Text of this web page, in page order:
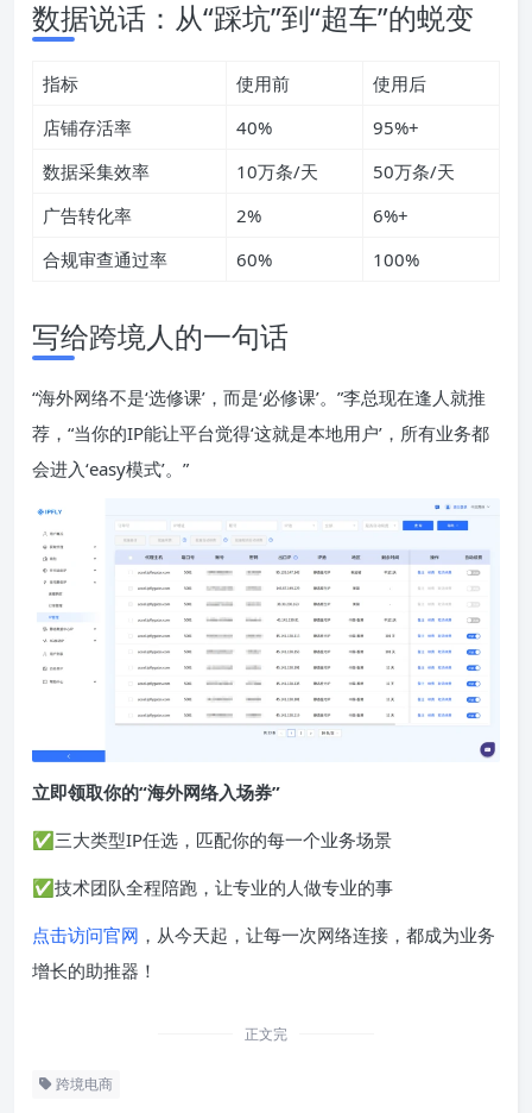
数据说话：从“踩坑”到“超车”的蜕变
指标 使用前
使用后
店铺存活率
40%
95%+
数据采集效率
10万条/天
50万条/天
广告转化率
2%
6%+
合规审查通过率
60% 100%
写给跨境人的一句话
“海外网络不是‘选修课’，而是‘必修课’。”李总现在逢人就推
荐，“当你的IP能让平台觉得‘这就是本地用户’，所有业务都
会进入‘easy模式’。”
立即领取你的“海外网络入场券”
✅三大类型IP任选，匹配你的每一个业务场景
✅技术团队全程陪跑，让专业的人做专业的事
点击访问官网 ，从今天起，让每一次网络连接，都成为业务
增长的助推器！
正文完
跨境电商